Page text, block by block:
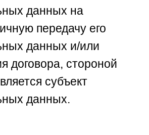
данных на
передачу его
данных и/или
договора, стороной
субъект
данных.